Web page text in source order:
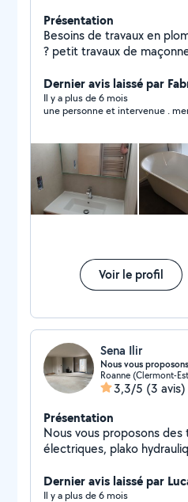
Présentation
Besoins de travaux en
Dernier avis laissé par
Il y a plus de 6 mois
une personne et intervenue .
Voir le profil
Sena Ilir
Nous vous
Roanne (Clermont-
3,3/5 (3 avis)
Présentation
Nous vous proposons
électriques, plako
Dernier avis laissé par
Il y a plus de 6 mois